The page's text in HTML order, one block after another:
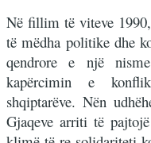
Në fillim të viteve
të mëdha politike dhe
qendrore e një
kapërcimin e
shqiptarëve. Nën
Gjaqeve arriti të